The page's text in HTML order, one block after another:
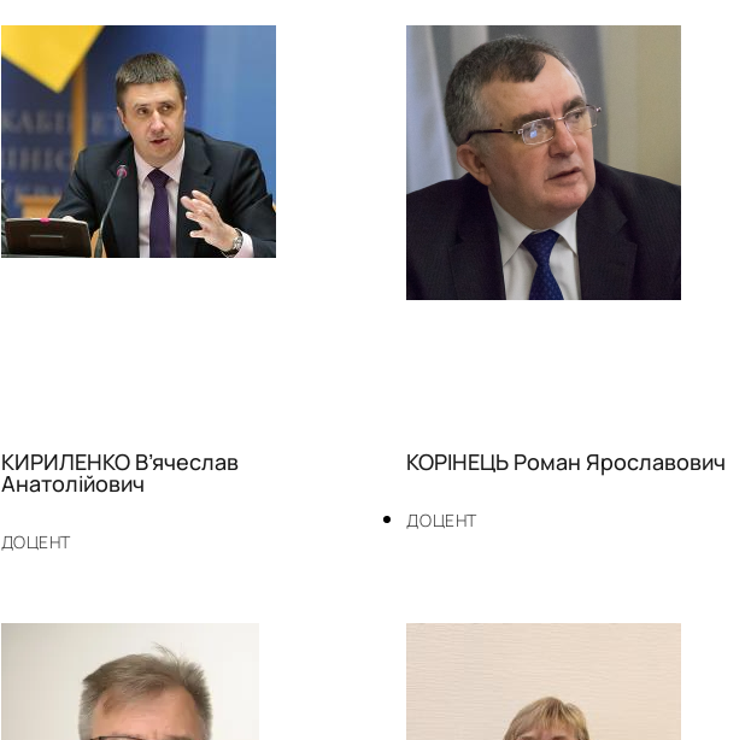
ДОЦЕНТ
КИРИЛЕНКО В’ячеслав
Анатолійович
ДОЦЕНТ
КОРІНЕЦЬ Роман Ярославович